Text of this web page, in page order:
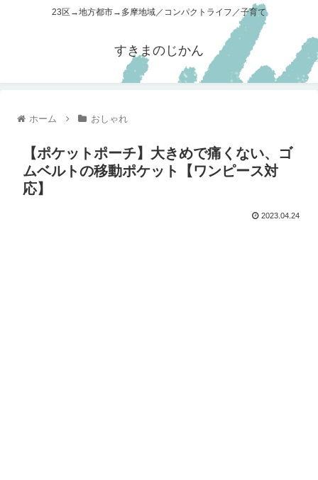
23区→地方都市→多摩地域／コンパクトライフ／子育て
すきまのじかん
ホーム おしゃれ
【ポケットポーチ】大きめで痛くない、ゴ
ムベルトの移動ポケット【ワンピース対
応】
2023.04.24